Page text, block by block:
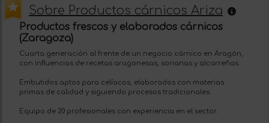
Sobre Productos cárnicos Ariza
Productos frescos y elaborados cárnicos
(Zaragoza)
Cuarta generación al frente de un negocio cárnico en Aragón,
con influencias de recetas aragonesas, sorianas y alcarreñas.
Embutidos aptos para celíacos, elaborados con materias
primas de calidad y siguiendo procesos tradicionales.
Equipo de 20 profesionales con experiencia en el sector.